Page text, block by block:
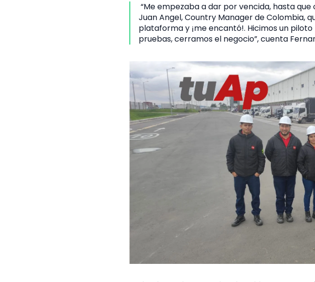
“Me empezaba a dar por vencida, hasta
Juan Angel, Country Manager de Colombia,
plataforma y ¡me encantó!. Hicimos un
pruebas, cerramos el negocio”, cuenta